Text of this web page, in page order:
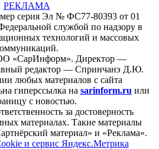
РЕКЛАМА
серия Эл № ФС77-80393 от 01
службой по надзору в
технологий и массовых
«СарИнформ». Директор —
редактор — Спринчанэ Д.Ю.
любых материалов с сайта
гиперссылка на sarinform.ru или
с новостью.
за достоверность
материалах. Такие материалы
материал» и «Реклама».
и сервиc Яндекс.Метрика